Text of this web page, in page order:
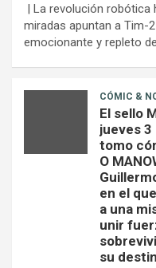
| La revolución robótica
miradas apuntan a Tim-
emocionante y repleto
CÓMIC &
El sello
jueves
tomo
O
en el
a una
unir
su